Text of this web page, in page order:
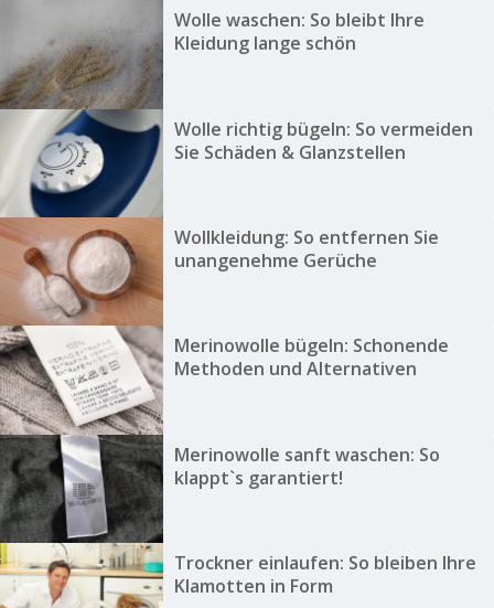
Wolle waschen: So bleibt Ihre
Kleidung lange schön
Wolle richtig bügeln: So vermeiden
Sie Schäden & Glanzstellen
Wollkleidung: So entfernen Sie
unangenehme Gerüche
Merinowolle bügeln: Schonende
Methoden und Alternativen
Merinowolle sanft waschen: So
klappt`s garantiert!
Trockner einlaufen: So bleiben Ihre
Klamotten in Form